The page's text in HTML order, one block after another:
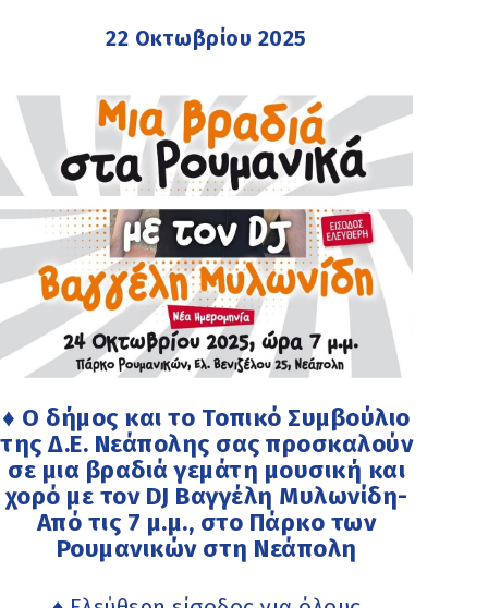
22 Οκτωβρίου 2025
♦ Ο δήμος και το Τοπικό Συμβούλιο
της Δ.Ε. Νεάπολης σας προσκαλούν
σε μια βραδιά γεμάτη μουσική και
χορό με τον DJ Βαγγέλη Μυλωνίδη-
Από τις 7 μ.μ., στο Πάρκο των
Ρουμανικών στη Νεάπολη